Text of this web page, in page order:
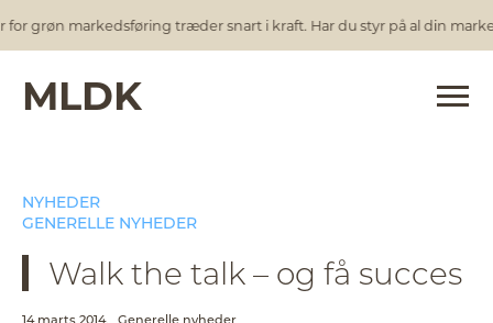
grøn markedsføring træder snart i kraft. Har du styr på al din
MLDK
NYHEDER
GENERELLE NYHEDER
Walk the talk – og få succes
14 marts 2014, Generelle nyheder